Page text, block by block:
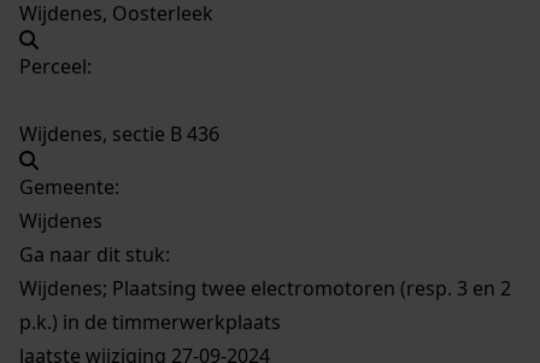
Wijdenes, Oosterleek
Perceel:
Wijdenes, sectie B 436
Gemeente:
Wijdenes
Ga naar dit stuk:
Wijdenes; Plaatsing twee electromotoren (resp. 3 en 2
p.k.) in de timmerwerkplaats
laatste wijziging 27-09-2024